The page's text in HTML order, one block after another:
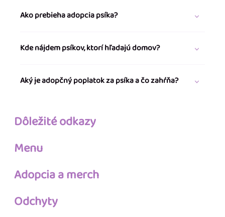
Ako prebieha adopcia psíka?
Kde nájdem psíkov, ktorí hľadajú domov?
Aký je adopčný poplatok za psíka a čo zahŕňa?
Dôležité odkazy
Menu
Adopcia a merch
Odchyty